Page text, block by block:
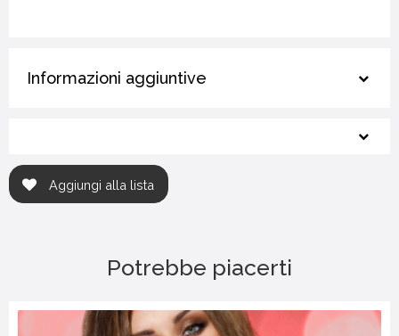
Informazioni aggiuntive
Aggiungi alla lista
Potrebbe piacerti